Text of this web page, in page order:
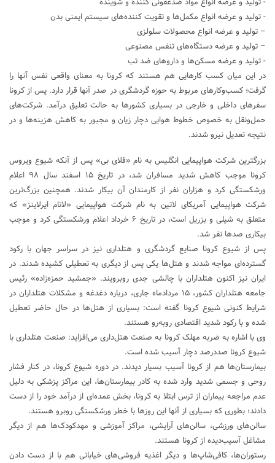
-‌ تولید و عرضه انواع مکمل‌ها و تقویت کننده‌های سیستم ایمنی بدن
– تولید و عرضه انواع محصولات سلولزی
– تولید و عرضه دستگاه‌های تنفس مصنوعی
-‌ تولید و عرضه مسکن‌ها و داروهای ضد تب
در این میان کسب‌ کارهایی هم هستند که کرونا به معنای واقعی نفس آنها را
گرفت؛ کسب‌وکارهای مربوط به حوزه گردشگری در صدر آنها قرار دارد. پس از کرونا
سفرهای داخلی و خارجی در بسیاری کشورها به حالت تعلیق درآمد. شرکت‌های
حمل‌ونقل به خصوص خطوط هوایی دچار زیان و مجبور به کاهش هزینه‌ها و در
نتیجه تعدیل نیرو شدند.
بزرگترین شرکت هواپیمایی انگلیس به نام «فلای بی» پس از آنکه شیوع ویروس
کرونا موجب کاهش شدید مسافران شد، در تاریخ ۱۵ اسفند سال ۹۸ اعلام
ورشکستگی کرد و هزاران نفر از کارمندان آن بیکار شدند. همچنین بزرگ‌ترین
شرکت هواپیمایی آمریکای لاتین به نام شرکت هواپیمایی «لاتام ایرلاینز» که
متعلق به شیلی و بزریل است، در تاریخ ۶ خرداد اعلام ورشکستگی کرد و موجب
بیکاری صدها نفر شد.
پس از شیوع کرونا صنایع گردشگری و هتلداری نیز در سراسر جهان با رکود
گسترده‌ای مواجه شدند و هتل‌ها یکی پس از دیگری به تعطیلی کشیده شدند. در
ایران نیز اکنون هتلداران با چالشی جدی روبرویند. «جمشید حمزه‌زاده» رئیس
جامعه هتلداران کشور، ۱۵ مردادماه جاری، درباره دغدغه و مشکلات هتلداران در
شرایط کنونی شیوع کرونا گفته است: بسیاری از هتل‌ها در حال حاضر تعطیل
شده و با رکود شدید اقتصادی روبه‌رو هستند.
وی با اشاره به ضربه مهلک کرونا به صنعت هتل‌داری می‌افزاید: صنعت هتلداری با
شیوع کرونا صددرصد دچار آسیب شده است.
بیمارستان‌ها هم از کرونا آسیب بسیار دیدند. در دوره شیوع کرونا، در کنار فشار
روحی و جسمی شدید وارد شده به کادر بیمارستان‌ها، این مراکز پزشکی به دلیل
عدم مراجعه بیماران از ترس ابتلا به کرونا، بخش عمده‌ای از درآمد خود را از دست
دادند؛ بطوری که بسیاری از آنها این روزها با خطر ورشکستگی روبرو هستند.
سالن‌های ورزشی، سالن‌های آرایشی، مراکز آموزشی و مهدکودک‌ها هم از دیگر
مشاغل آسیب‌دیده از کرونا هستند.
رستوران‌ها، کافی‌شاپ‌ها و دیگر اغذیه فروشی‌های خیابانی هم با از دست دادن